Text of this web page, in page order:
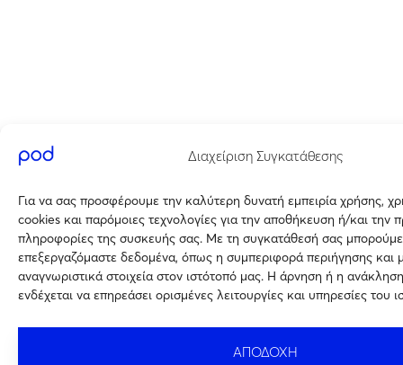
Διαχείριση Συγκατάθεσης
Για να σας προσφέρουμε την καλύτερη δυνατή εμπειρία χρήσης,
cookies και παρόμοιες τεχνολογίες για την αποθήκευση ή/και την
πληροφορίες της συσκευής σας. Με τη συγκατάθεσή σας
επεξεργαζόμαστε δεδομένα, όπως η συμπεριφορά περιήγησης και
αναγνωριστικά στοιχεία στον ιστότοπό μας. Η άρνηση ή η
ενδέχεται να επηρεάσει ορισμένες λειτουργίες και υπηρεσίες του
ΑΠΟΔΟΧΗ